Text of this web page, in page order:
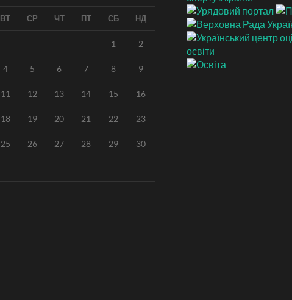
ВТ СР ЧТ ПТ СБ НД
1 2
4 5 6 7 8 9
11 12 13 14 15 16
18 19 20 21 22 23
25 26 27 28 29 30